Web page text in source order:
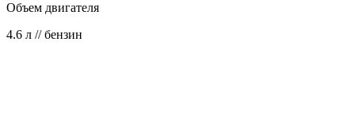
Объем двигателя
4.6 л // бензин